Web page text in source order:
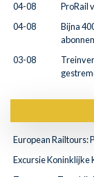
04-08
ProRail
04-08
Bijna
03-08
European Railtours:
Excursie Koninklijke